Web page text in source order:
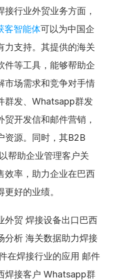
接行业外贸业务方面，
客智能体可以为中国企
力支持。其提供的海关
件等工具，能够帮助企
市场需求和竞争对手情
群发、Whatsapp群发
贸开发信和邮件营销，
资源。同时，其B2B
帮助企业管理客户关
效率，助力企业在巴西
好的业绩。
外贸 焊接设备出口巴西
分析 海关数据助力焊接
在焊接行业的应用 邮件
焊接客户 Whatsapp群